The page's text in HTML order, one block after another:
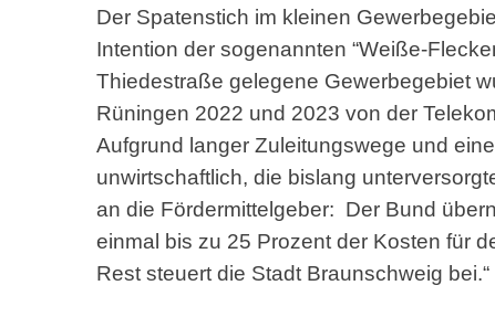
Der Spatenstich im kleinen
Intention der sogenannten “Weiße-
Thiedestraße gelegene Gewerbegebiet
Rüningen 2022 und 2023 von der
Aufgrund langer Zuleitungswege und
unwirtschaftlich, die bislang
an die Fördermittelgeber: Der Bund
einmal bis zu 25 Prozent der Kosten für
Rest steuert die Stadt Braunschweig bei.“